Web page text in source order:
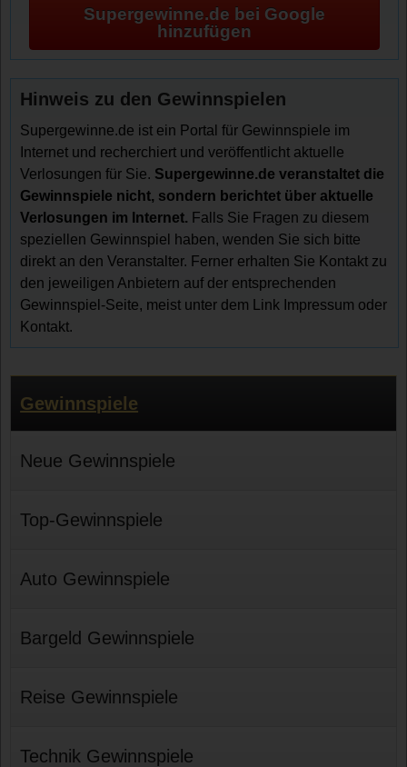
Supergewinne.de bei Google
hinzufügen
Hinweis zu den Gewinnspielen
Supergewinne.de ist ein Portal für Gewinnspiele im
Internet und recherchiert und veröffentlicht aktuelle
Verlosungen für Sie. Supergewinne.de veranstaltet die
Gewinnspiele nicht, sondern berichtet über aktuelle
Verlosungen im Internet. Falls Sie Fragen zu diesem
speziellen Gewinnspiel haben, wenden Sie sich bitte
direkt an den Veranstalter. Ferner erhalten Sie Kontakt zu
den jeweiligen Anbietern auf der entsprechenden
Gewinnspiel-Seite, meist unter dem Link Impressum oder
Kontakt.
Gewinnspiele
Neue Gewinnspiele
Top-Gewinnspiele
Auto Gewinnspiele
Bargeld Gewinnspiele
Reise Gewinnspiele
Technik Gewinnspiele